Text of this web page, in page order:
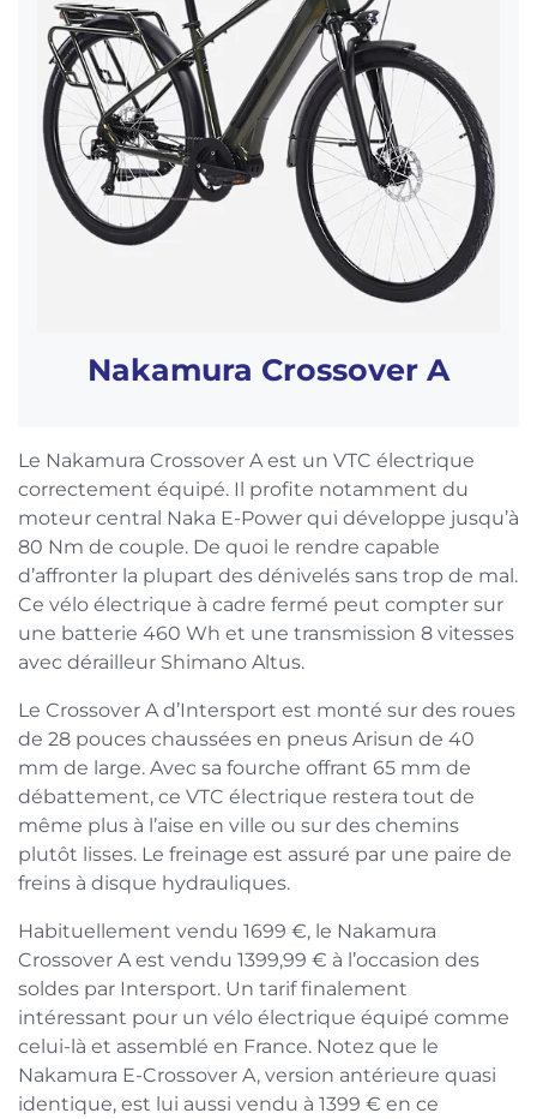
Nakamura Crossover A
Le Nakamura Crossover A est un VTC électrique
correctement équipé. Il profite notamment du
moteur central Naka E-Power qui développe jusqu’à
80 Nm de couple. De quoi le rendre capable
d’affronter la plupart des dénivelés sans trop de mal.
Ce vélo électrique à cadre fermé peut compter sur
une batterie 460 Wh et une transmission 8 vitesses
avec dérailleur Shimano Altus.
Le Crossover A d’Intersport est monté sur des roues
de 28 pouces chaussées en pneus Arisun de 40
mm de large. Avec sa fourche offrant 65 mm de
débattement, ce VTC électrique restera tout de
même plus à l’aise en ville ou sur des chemins
plutôt lisses. Le freinage est assuré par une paire de
freins à disque hydrauliques.
Habituellement vendu 1699 €, le Nakamura
Crossover A est vendu 1399,99 € à l’occasion des
soldes par Intersport. Un tarif finalement
intéressant pour un vélo électrique équipé comme
celui-là et assemblé en France. Notez que le
Nakamura E-Crossover A, version antérieure quasi
identique, est lui aussi vendu à 1399 € en ce